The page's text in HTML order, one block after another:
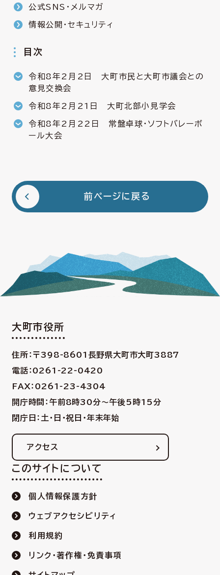
公式SNS・メルマガ
情報公開・セキュリティ
目次
令和8年2月2日 大町市民と大町市議会との
意見交換会
令和8年2月21日 大町北部小見学会
令和8年2月22日 常盤卓球・ソフトバレーボ
ール大会
前ページに戻る
大町市役所
住所：〒398-8601 長野県大町市大町3887
電話：0261-22-0420
FAX：0261-23-4304
開庁時間：午前8時30分〜午後5時15分
閉庁日：土・日・祝日・年末年始
アクセス
このサイトについて
個人情報保護方針
ウェブアクセシビリティ
利用規約
リンク・著作権・免責事項